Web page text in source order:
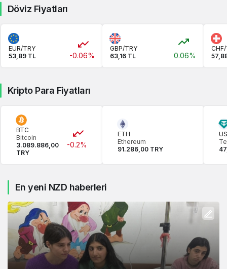
Döviz Fiyatları
EUR/TRY
53,89 TL
-0.06%
GBP/TRY
63,16 TL
0.06%
Kripto Para Fiyatları
BTC
Bitcoin
3.089.886,00
TRY
-0.2%
ETH
Ethereum
91.286,00 TRY
En yeni NZD haberleri